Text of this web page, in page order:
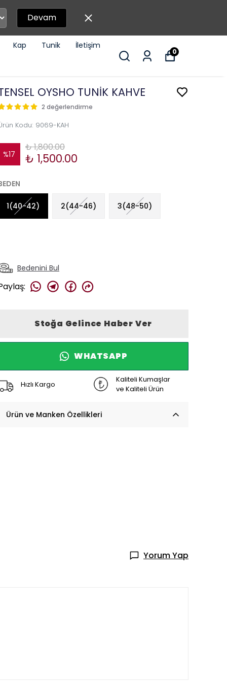
Devam
Kap Tunik İletişim
0
OYSHO TUNİK KAHVE
2 değerlendirme
Kodu: 9069-KAH
%17
₺ 1,800.00
₺ 1,500.00
1(40-42) 2(44-46) 3(48-50)
Bedenini Bul
:
Stoğa Gelince Haber Ver
WHATSAPP
Hızlı Kargo
Kaliteli Kumaşlar
ve Kaliteli Ürün
Ürün ve Manken Özellikleri
Yorum Yap